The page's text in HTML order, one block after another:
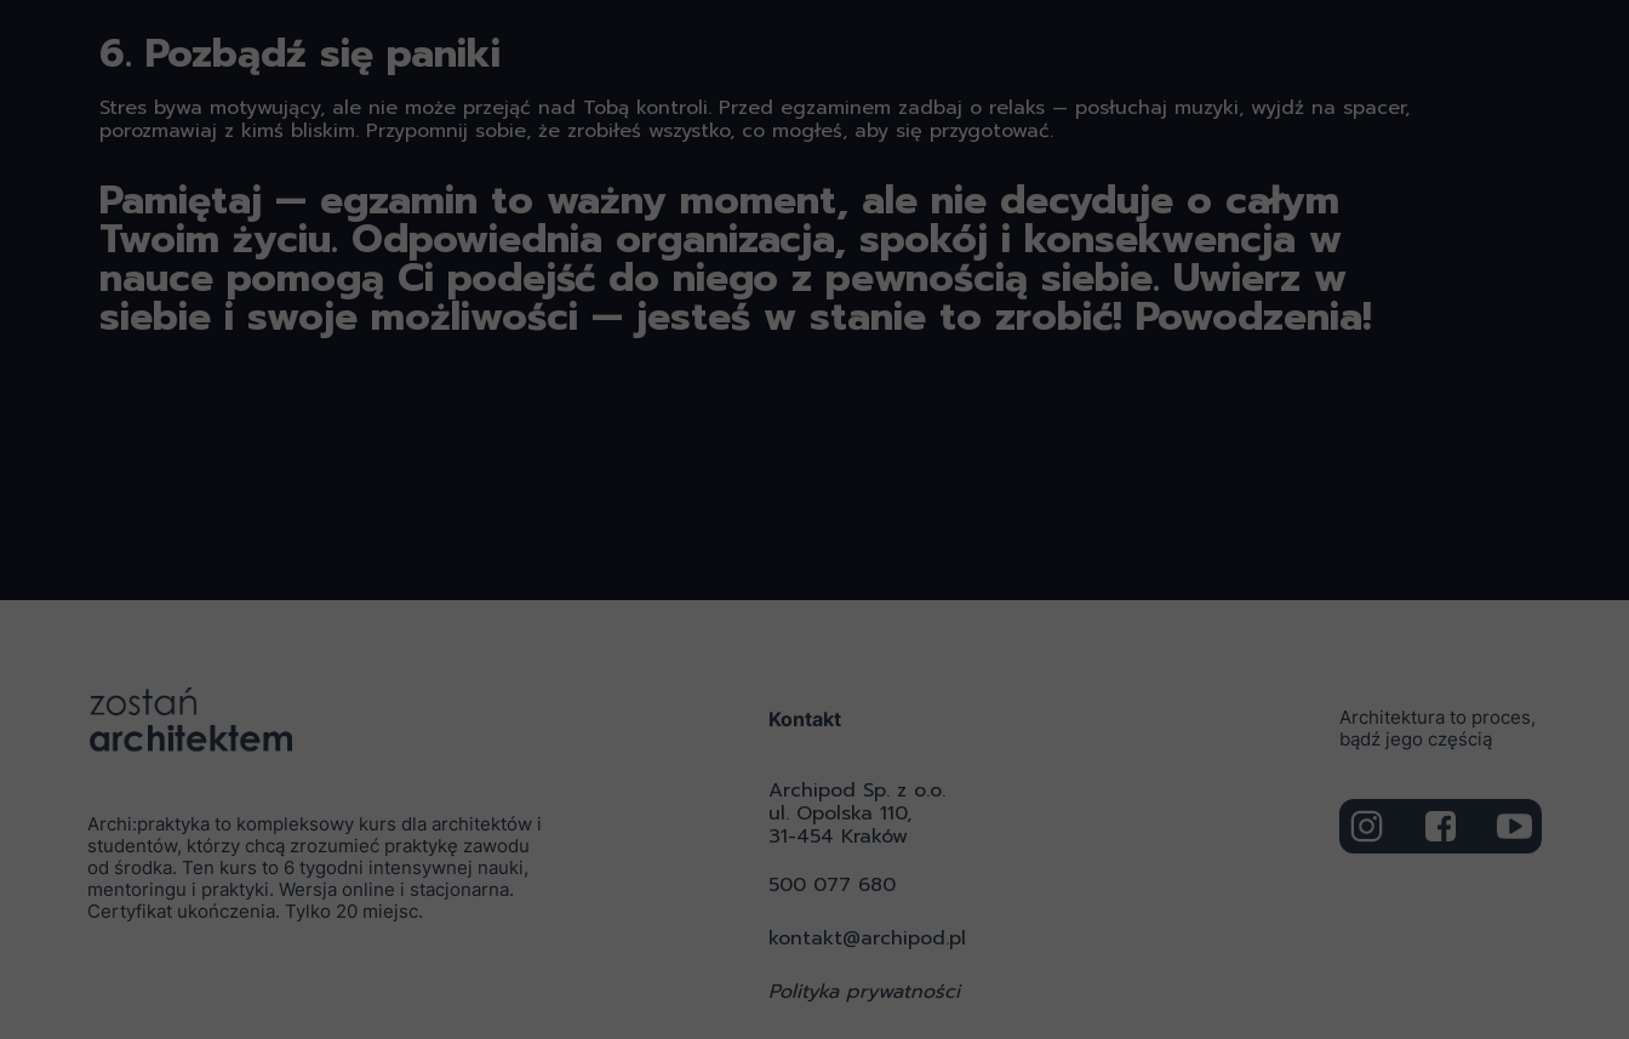
6. Pozbądź się paniki
Stres bywa motywujący, ale nie może przejąć nad Tobą kontroli. Przed egzaminem zadbaj o relaks — posłuchaj muzyki, wyjdź na spacer,
porozmawiaj z kimś bliskim. Przypomnij sobie, że zrobiłeś wszystko, co mogłeś, aby się przygotować.
Pamiętaj — egzamin to ważny moment, ale nie decyduje o całym
Twoim życiu. Odpowiednia organizacja, spokój i konsekwencja w
nauce pomogą Ci podejść do niego z pewnością siebie. Uwierz w
siebie i swoje możliwości — jesteś w stanie to zrobić! Powodzenia!
Polityka prywatności
kontakt@archipod.pl
Archipod Sp. z o.o.
ul. Opolska 110,
31-454 Kraków
500 077 680
Architektura to proces,
bądź jego częścią
Kontakt
Archi:praktyka to kompleksowy kurs dla architektów i
studentów, którzy chcą zrozumieć praktykę zawodu
od środka. Ten kurs to 6 tygodni intensywnej nauki,
mentoringu i praktyki. Wersja online i stacjonarna.
Certyfikat ukończenia. Tylko 20 miejsc.